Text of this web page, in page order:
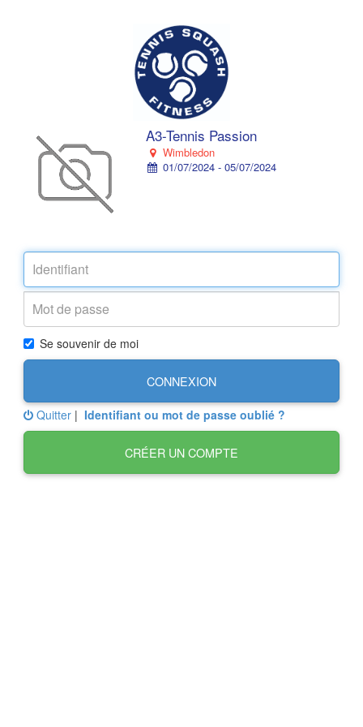
A3-Tennis Passion
Wimbledon
01/07/2024 - 05/07/2024
Se souvenir de moi
CONNEXION
Quitter | Identifiant ou mot de passe oublié ?
CRÉER UN COMPTE